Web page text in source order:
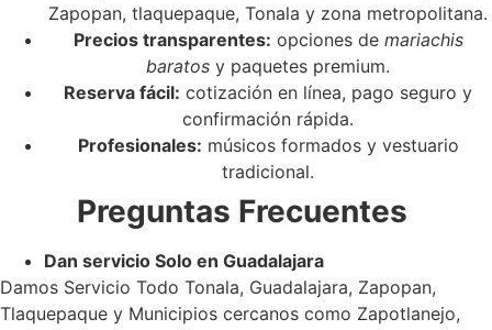
Zapopan, tlaquepaque, Tonala y zona metropolitana.
Precios transparentes: opciones de mariachis
baratos y paquetes premium.
Reserva fácil: cotización en línea, pago seguro y
confirmación rápida.
Profesionales: músicos formados y vestuario
tradicional.
Preguntas Frecuentes
Dan servicio Solo en Guadalajara
Damos Servicio Todo Tonala, Guadalajara, Zapopan,
Tlaquepaque y Municipios cercanos como Zapotlanejo,